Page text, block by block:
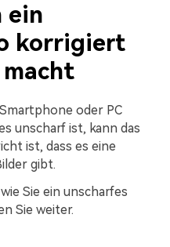
ein
korrigiert
oder PC
unscharf ist, kann das
ist, dass es eine
gibt.
Sie ein unscharfes
Sie weiter.